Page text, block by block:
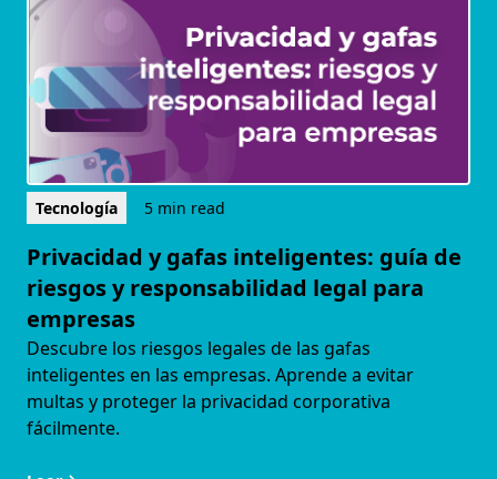
Tecnología 5 min read
Privacidad y gafas inteligentes: guía de
riesgos y responsabilidad legal para
empresas
Descubre los riesgos legales de las gafas
inteligentes en las empresas. Aprende a evitar
multas y proteger la privacidad corporativa
fácilmente.